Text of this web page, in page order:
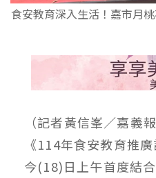
食安教育深入生活！嘉市月
（記者黃信峯／嘉義
《114年食安教育推
今(18)日上午首度結